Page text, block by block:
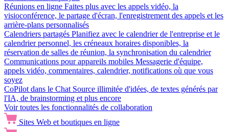
Réunions en ligne Faites plus avec les appels vidéo, la
visioconférence, le partage d'écran, l'enregistrement des appels et les
arrière-plans personnalisés
Calendriers partagés Planifiez avec le calendrier de l'entreprise et le
calendrier personnel, les créneaux horaires disponibles, la
réservation de salles de réunion, la synchronisation du calendrier
Communications pour appareils mobiles Messagerie d'équipe,
appels vidéo, commentaires, calendrier, notifications où que vous
soyez
CoPilot dans le Chat Source illimitée d'idées, de textes générés par
l'IA, de brainstorming et plus encore
Voir toutes les fonctionnalités de collaboration
Sites Web et boutiques en ligne